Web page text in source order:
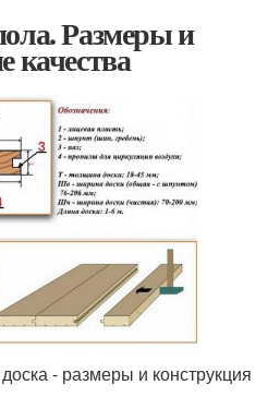
Размеры и
качества
- размеры и конструкция